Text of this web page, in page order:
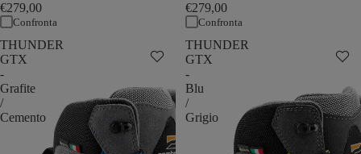
€279,00
Confronta
€279,00
Confronta
THUNDER
GTX
-
Grafite
/
Cemento
THUNDER
GTX
-
Blu
/
Grigio